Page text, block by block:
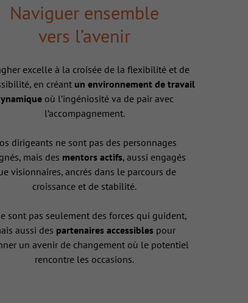
Naviguer ensemble
vers l’avenir
excelle à la croisée de la flexibilité et de
en créant un environnement de travail
où l’ingéniosité va de pair avec
l’accompagnement.
dirigeants ne sont pas des personnages
mais des mentors actifs, aussi engagés
visionnaires, ancrés dans le parcours de
croissance et de stabilité.
sont pas seulement des forces qui guident,
aussi des partenaires accessibles pour
un avenir de changement où le potentiel
rencontre les occasions.